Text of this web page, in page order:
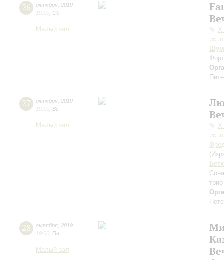
26 октября 2019
19:00
Сб
Малый зал
Х
27 октября 2019
19:00
Вс
Малый зал
Х
28 октября 2019
19:00
Пн
Малый зал